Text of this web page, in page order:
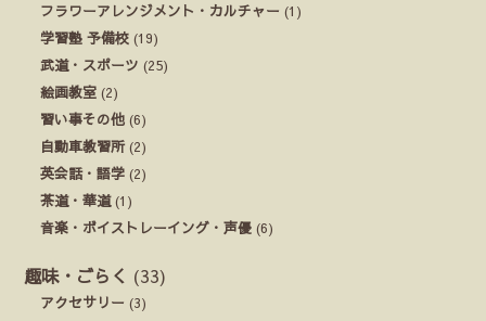
フラワーアレンジメント・カルチャー (1)
学習塾 予備校 (19)
武道・スポーツ (25)
絵画教室 (2)
習い事その他 (6)
自動車教習所(2)
英会話・語学 (2)
茶道・華道(1)
音楽・ボイストレーイング・声優 (6)
趣味・ごらく (33)
アクセサリー (3)